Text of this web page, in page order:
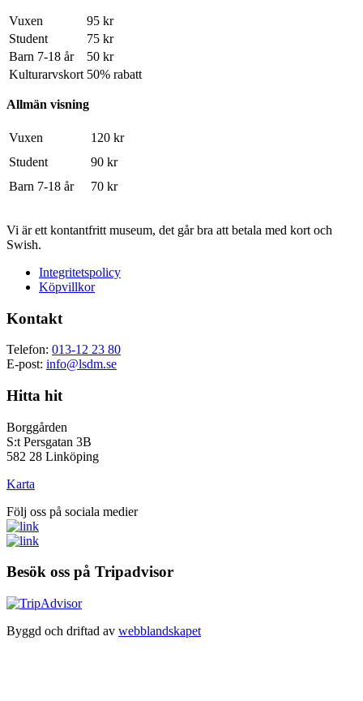
Vuxen
95 kr
Student
75 kr
Barn 7-18 år
50 kr
Kulturarvskort 50% rabatt
Allmän visning
Vuxen
120 kr
Student
90 kr
Barn 7-18 år
70 kr
Vi är ett kontantfritt museum, det går bra att betala med kort och
Swish.
Integritetspolicy
Köpvillkor
Kontakt
Telefon: 013-12 23 80
E-post: info@lsdm.se
Hitta hit
Borggården
S:t Persgatan 3B
582 28 Linköping
Karta
Följ oss på sociala medier
Besök oss på Tripadvisor
Byggd och driftad av webblandskapet